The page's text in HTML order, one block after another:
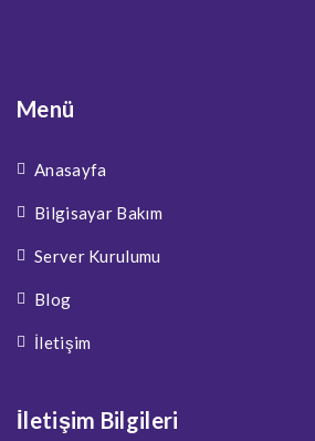
Menü
Anasayfa
Bilgisayar Bakım
Server Kurulumu
Blog
İletişim
İletişim Bilgileri